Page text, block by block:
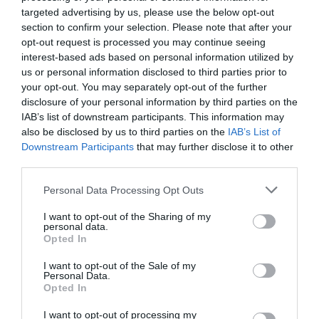
targeted advertising by us, please use the below opt-out
section to confirm your selection. Please note that after your
opt-out request is processed you may continue seeing
interest-based ads based on personal information utilized by
us or personal information disclosed to third parties prior to
your opt-out. You may separately opt-out of the further
disclosure of your personal information by third parties on the
IAB’s list of downstream participants. This information may
also be disclosed by us to third parties on the IAB’s List of
Downstream Participants that may further disclose it to other
Personal Data Processing Opt Outs
I want to opt-out of the Sharing of my
personal data.
Opted In
I want to opt-out of the Sale of my
Personal Data.
Opted In
I want to opt-out of processing my
recuerdo: el triángulo de
los Premis Cambra 2025
Encofrados J. Alsina, Subministradora del Vallès y
Ramon Gabarró, Premis Cambra Sabadell 2025 | Cedida
Tres historias empresariales han vertebrado la
edición de este año, que han reconocido el